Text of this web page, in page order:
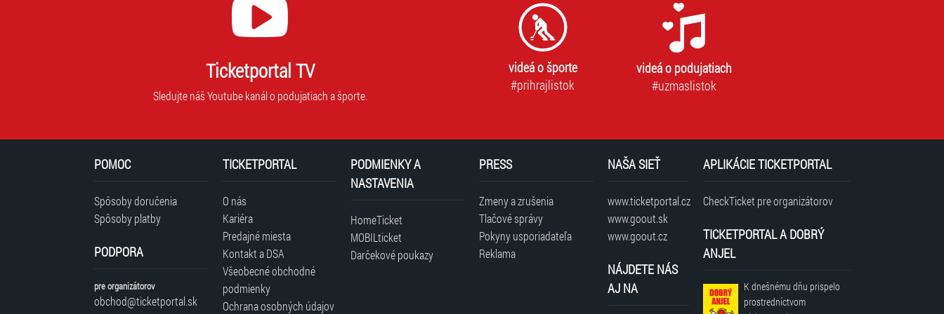
Ticketportal TV
Sledujte náš Youtube kanál o podujatiach a športe.
videá o športe
#prihrajlistok
videá o podujatiach
#uzmaslistok
POMOC
Spôsoby doručenia
Spôsoby platby
PODPORA
pre organizátorov
obchod@ticketportal.sk
TICKETPORTAL
O nás
Kariéra
Predajné miesta
Kontakt a DSA
Všeobecné obchodné
podmienky
Ochrana osobných údajov
PODMIENKY A
NASTAVENIA
HomeTicket
MOBILticket
Darčekové poukazy
PRESS
Zmeny a zrušenia
Tlačové správy
Pokyny usporiadateľa
Reklama
NAŠA SIEŤ
www.ticketportal.cz
www.goout.sk
www.goout.cz
NÁJDETE NÁS
AJ NA
APLIKÁCIE TICKETPORTAL
CheckTicket pre organizátorov
TICKETPORTAL A DOBRÝ
ANJEL
K dnešnému dňu prispelo
prostredníctvom